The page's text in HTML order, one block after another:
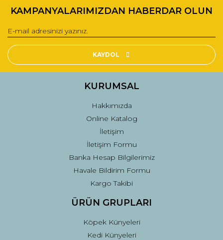
Görüş ve önerileriniz için teşekkür ederiz.
Ürün resmi kalitesiz, bozuk veya görüntülenemiyor.
Ürün açıklamasında eksik bilgiler bulunuyor.
Ürün fiyatı diğer sitelerden daha pahalı.
Gönder
KAMPANYALARIMIZDAN HABERDAR OLUN
KAYDOL
KURUMSAL
Hakkımızda
Online Katalog
İletişim
İletişim Formu
Banka Hesap Bilgilerimiz
Havale Bildirim Formu
Kargo Takibi
ÜRÜN GRUPLARI
Köpek Künyeleri
Kedi Künyeleri